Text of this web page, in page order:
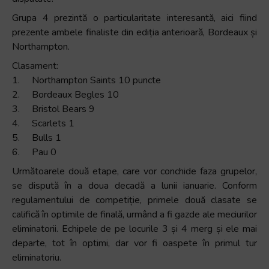
Grupa 4 prezintă o particularitate interesantă, aici fiind
prezente ambele finaliste din ediția anterioară, Bordeaux și
Northampton.
Clasament:
1. Northampton Saints 10 puncte
2. Bordeaux Begles 10
3. Bristol Bears 9
4. Scarlets 1
5. Bulls 1
6. Pau 0
Următoarele două etape, care vor conchide faza grupelor,
se dispută în a doua decadă a lunii ianuarie. Conform
regulamentului de competiție, primele două clasate se
califică în optimile de finală, urmând a fi gazde ale meciurilor
eliminatorii. Echipele de pe locurile 3 și 4 merg și ele mai
departe, tot în optimi, dar vor fi oaspete în primul tur
eliminatoriu.